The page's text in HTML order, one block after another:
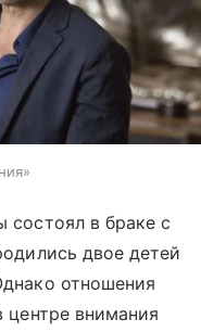
состоял в браке с
двое детей
отношения
центре внимания